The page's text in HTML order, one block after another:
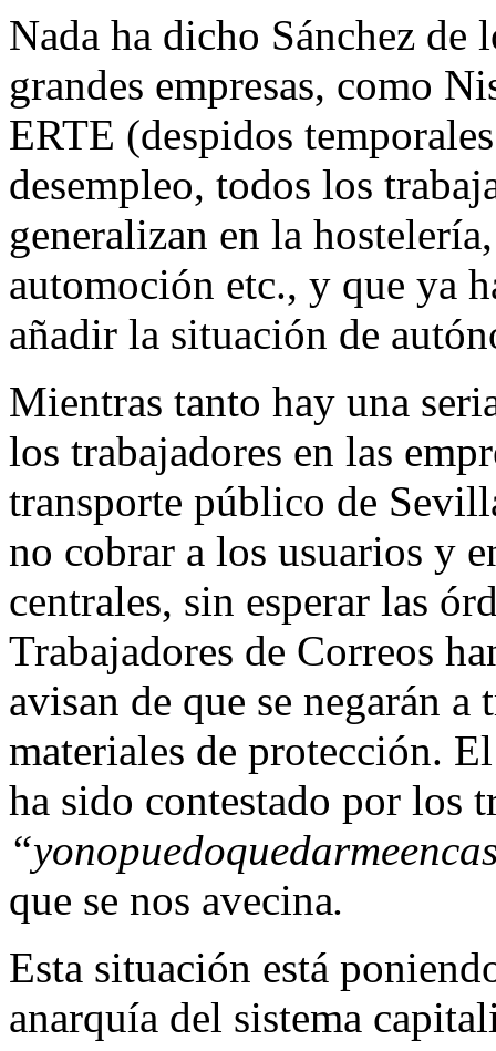
Nada ha dicho Sánchez de
grandes empresas, como
ERTE (despidos
desempleo, todos los
generalizan en la
automoción etc., y que ya
añadir la situación de
Mientras tanto hay una
los trabajadores en las
transporte público de
no cobrar a los usuarios y
centrales, sin esperar las
Trabajadores de Correos
avisan de que se negarán
materiales de protección.
ha sido contestado por los
que se nos avecina.
Esta situación está
anarquía del sistema